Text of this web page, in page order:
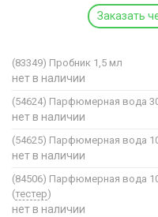
Заказать
(83349) Пробник 1,5 мл
нет в наличии
(54624) Парфюмерная вода
нет в наличии
(54625) Парфюмерная вода
нет в наличии
(84506) Парфюмерная вода
(тестер)
нет в наличии